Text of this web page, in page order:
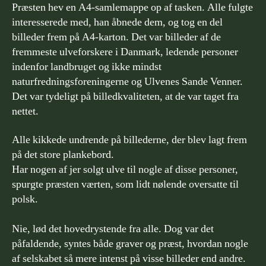
Præsten hev en A4-samlemappe op af tasken. Alle fulgte
interesserede med, han åbnede dem, og tog en del
billeder frem på A4-karton. Det var billeder af de
fremmeste ulveforskere i Danmark, ledende personer
indenfor landbruget og ikke mindst
naturfredningsforeningerne og Ulvenes Sande Venner.
Det var tydeligt på billedkvaliteten, at de var taget fra
nettet.
Alle kikkede undrende på billederne, der blev lagt frem
på det store plankebord.
Har nogen af jer solgt ulve til nogle af disse personer,
spurgte præsten værten, som lidt nølende oversatte til
polsk.
Nie, lød det hovedrystende fra alle. Dog var det
påfaldende, syntes både graver og præst, hvordan nogle
af selskabet så mere intenst på visse billeder end andre.